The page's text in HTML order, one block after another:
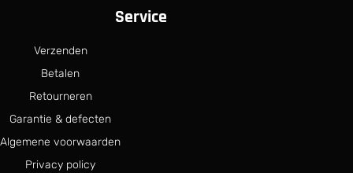
Service
Verzenden
Betalen
Retourneren
Garantie & defecten
Algemene voorwaarden
Privacy policy